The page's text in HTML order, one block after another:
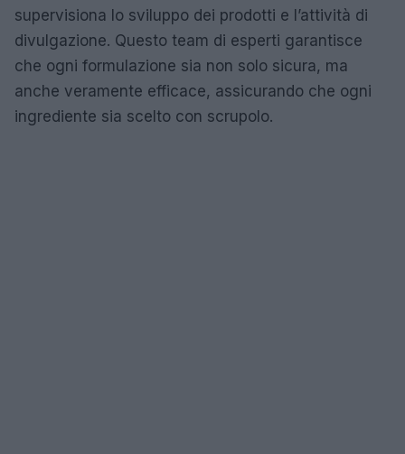
supervisiona lo sviluppo dei prodotti e l’attività di
divulgazione. Questo team di esperti garantisce
che ogni formulazione sia non solo sicura, ma
anche veramente efficace, assicurando che ogni
ingrediente sia scelto con scrupolo.